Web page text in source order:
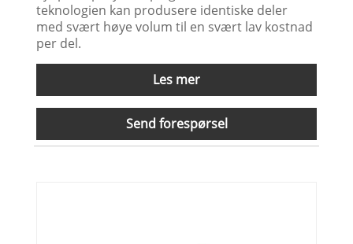
teknologien kan produsere identiske deler
med svært høye volum til en svært lav kostnad
per del.
Les mer
Send forespørsel